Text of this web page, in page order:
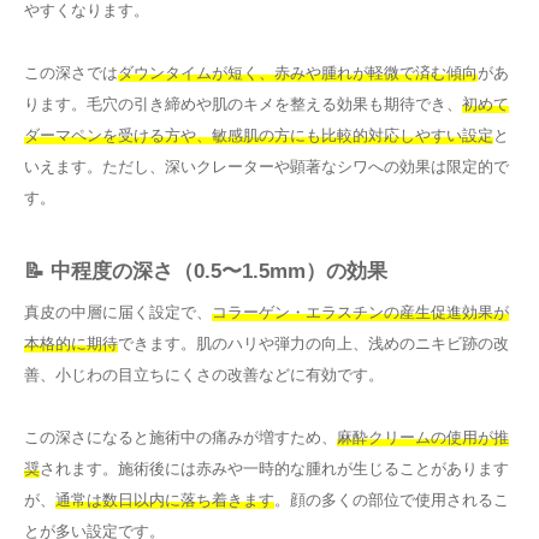
やすくなります。
この深さではダウンタイムが短く、赤みや腫れが軽微で済む傾向があ
ります。毛穴の引き締めや肌のキメを整える効果も期待でき、 初めて
ダーマペンを受ける方や、敏感肌の方にも比較的対応しやすい設定と
いえます。ただし、深いクレーターや顕著なシワへの効果は限定的で
す。
📝 中程度の深さ（0.5〜1.5mm）の効果
真皮の中層に届く設定で、 コラーゲン・エラスチンの産生促進効果が
本格的に期待できます。肌のハリや弾力の向上、浅めのニキビ跡の改
善、小じわの目立ちにくさの改善などに有効です。
この深さになると施術中の痛みが増すため、 麻酔クリームの使用が推
奨されます。施術後には赤みや一時的な腫れが生じることがあります
が、 通常は数日以内に落ち着きます。顔の多くの部位で使用されるこ
とが多い設定です。